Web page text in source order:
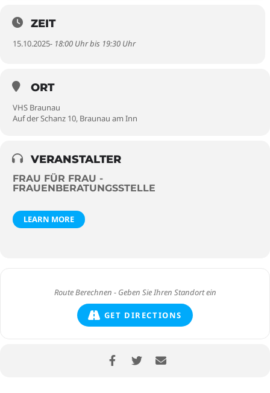
ZEIT
15.10.2025- 18:00 Uhr bis 19:30 Uhr
ORT
VHS Braunau
Auf der Schanz 10, Braunau am Inn
VERANSTALTER
FRAU FÜR FRAU -
FRAUENBERATUNGSSTELLE
LEARN MORE
GET DIRECTIONS